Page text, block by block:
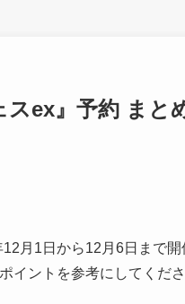
スex』予約 ま
12月1日から12月6日まで
イントを参考にしてくださ